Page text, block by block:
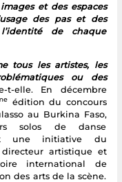
et des espaces
des pas et des
de chaque
tous les artistes, les
ou des
t-elle. En décembre
édition du concours
au Burkina Faso,
solos de danse
une initiative du
directeur artistique et
international de
des arts de la scène.